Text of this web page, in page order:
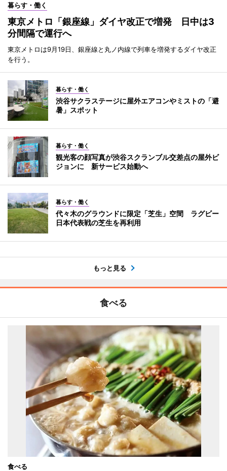
暮らす・働く
東京メトロ「銀座線」ダイヤ改正で増発 日中は3
分間隔で運行へ
東京メトロは9月19日、銀座線と丸ノ内線で列車を増発するダイヤ改正
を行う。
暮らす・働く
渋谷サクラステージに屋外エアコンやミストの「避
暑」スポット
暮らす・働く
観光客の顔写真が渋谷スクランブル交差点の屋外ビ
ジョンに 新サービス始動へ
暮らす・働く
代々木のグラウンドに限定「芝生」空間 ラグビー
日本代表戦の芝生を再利用
もっと見る
食べる
食べる